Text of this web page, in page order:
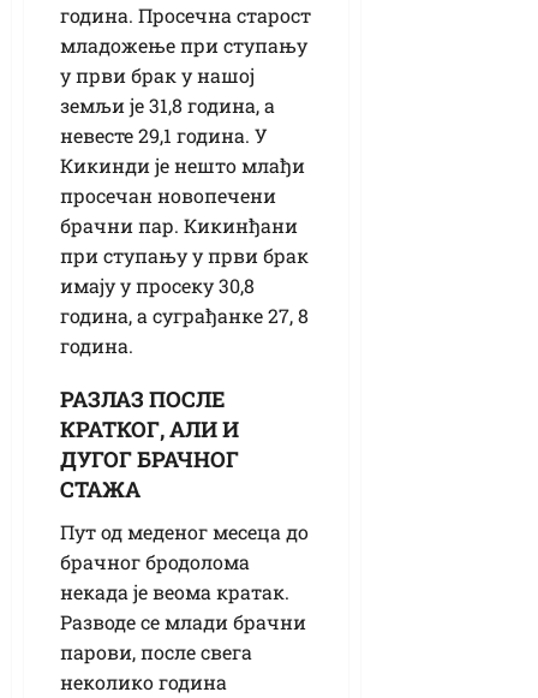
година. Просечна старост
младожење при ступању
у први брак у нашој
земљи је 31,8 година, а
невесте 29,1 година. У
Кикинди је нешто млађи
просечан новопечени
брачни пар. Кикинђани
при ступању у први брак
имају у просеку 30,8
година, а суграђанке 27, 8
година.
РАЗЛАЗ ПОСЛЕ
КРАТКОГ, АЛИ И
ДУГОГ БРАЧНОГ
СТАЖА
Пут од меденог месеца до
брачног бродолома
некада је веома кратак.
Разводе се млади брачни
парови, после свега
неколико година